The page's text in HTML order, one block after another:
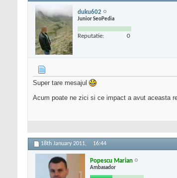
duku602
Junior SeoPedia
Reputatie: 0
Super tare mesajul
Acum poate ne zici si ce impact a avut aceasta
18th January 2011, 16:44
Popescu Marian
Ambasador